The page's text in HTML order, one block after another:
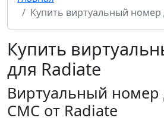
Купить виртуальный номер
Купить
для Radiate
Виртуальный
СМС от Radiate